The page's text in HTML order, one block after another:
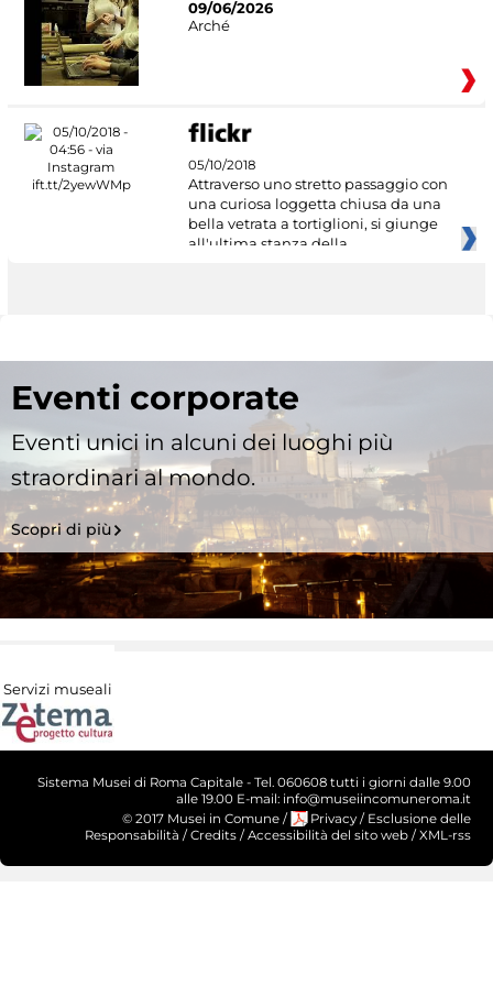
09/06/2026
Arché
05/10/2018
Attraverso uno stretto passaggio con
una curiosa loggetta chiusa da una
bella vetrata a tortiglioni, si giunge
all'ultima stanza della
Eventi corporate
Eventi unici in alcuni dei luoghi più
straordinari al mondo.
Scopri di più
Servizi museali
Sistema Musei di Roma Capitale - Tel. 060608 tutti i giorni dalle 9.00
alle 19.00 E-mail: info@museiincomuneroma.it
© 2017 Musei in Comune / Privacy / Esclusione delle
Responsabilità /Credits /Accessibilità del sito web /XML-rss